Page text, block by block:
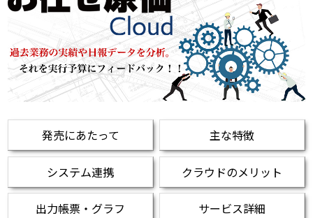
発売にあたって 主な特徴
システム連携 クラウドのメリット
出力帳票・グラフ サービス詳細